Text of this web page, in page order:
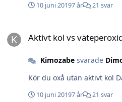
är en pina och det går åt
mediapåsen i. Intressant att jod absorberas av kolet,
10 juni 20197 år 21 svar
Aktivt kol vs
Kimozabesvarade
10 juni 20197 år 21 svar